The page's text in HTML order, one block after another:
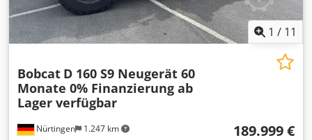
1 / 11
Nürtingen 1.247 km
Bobcat D 160 S9 Neugerät 60
Monate 0% Finanzierung ab
Lager verfügbar
189.999 €